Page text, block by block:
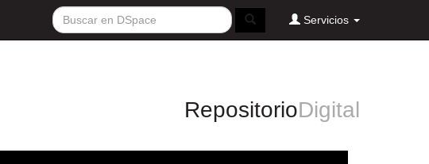
Servicios
RepositorioDigital